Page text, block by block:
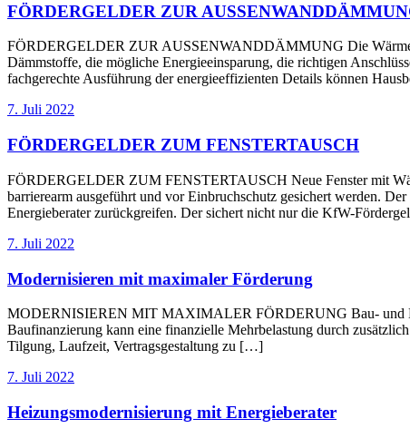
FÖRDERGELDER ZUR
FÖRDERGELDER ZUR AUSSENWANDDÄMMUNG Die
Dämmstoffe, die mögliche Energieeinsparung, die richtigen
fachgerechte Ausführung der energieeffizienten Details können
7. Juli 2022
FÖRDERGELDER ZUM FENSTERTAUSCH
FÖRDERGELDER ZUM FENSTERTAUSCH Neue Fenster mit
barrierearm ausgeführt und vor Einbruchschutz gesichert werden.
Energieberater zurückgreifen. Der sichert nicht nur die KfW-
7. Juli 2022
Modernisieren mit maximaler Förderung
MODERNISIEREN MIT MAXIMALER FÖRDERUNG Bau- und
Baufinanzierung kann eine finanzielle Mehrbelastung durch
Tilgung, Laufzeit, Vertragsgestaltung zu […]
7. Juli 2022
Heizungsmodernisierung mit Energieberater